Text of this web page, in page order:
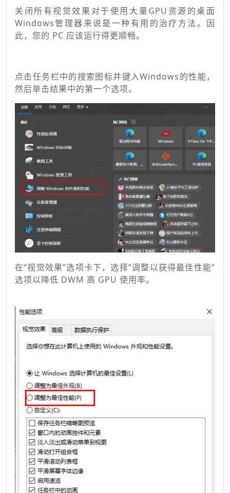
关闭所有视觉效果对于使用大量GPU资源的桌面
Windows管理器来说是一种有用的治疗方法。因
此，您的 PC 应该运行得更顺畅。
点击任务栏中的搜索图标并键入Windows的性能，
然后单击结果中的第一个选项。
在“视觉效果”选项卡下，选择“调整以获得最佳性能”
选项以降低 DWM 高 GPU 使用率。